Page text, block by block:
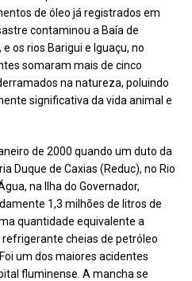
de óleo já registrados em
contaminou a Baía de
os rios Barigui e Iguaçu, no
somaram mais de cinco
na natureza, poluindo
significativa da vida animal e
de 2000 quando um duto da
Duque de Caxias (Reduc), no Rio
na Ilha do Governador,
1,3 milhões de litros de
quantidade equivalente a
cheias de petróleo
um dos maiores acidentes
fluminense. A mancha se